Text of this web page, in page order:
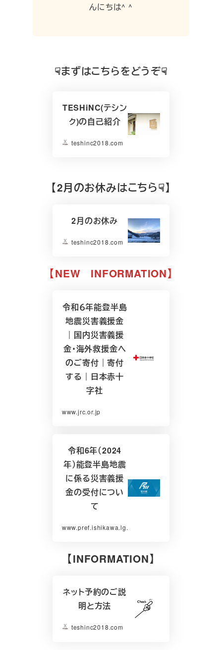
んにちは^ ^
☟まずはこちらをどうぞ☟
TESHiNC(テシン
ク)の自己紹介
teshinc2018.com
【2月のお休みはこちら☟】
2月のお休み
teshinc2018.com
【NEW INFORMATION】
令和６年能登半島
地震災害義援金
｜国内災害義援
金・海外救援金へ
のご寄付｜寄付
する｜日本赤十
字社
www.jrc.or.jp
令和6年（2024
年）能登半島地震
に係る災害義援
金の受付につい
て
www.pref.ishikawa.lg.jp
【INFORMATION】
ネット予約のご説
明と方法
teshinc2018.com